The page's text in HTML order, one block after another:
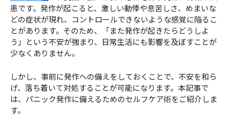
患です。発作が起こると、激しい動悸や息苦しさ、めまいな
どの症状が現れ、コントロールできないような感覚に陥るこ
とがあります。そのため、「また発作が起きたらどうしよ
う」という不安が強まり、日常生活にも影響を及ぼすことが
少なくありません。
しかし、事前に発作への備えをしておくことで、不安を和ら
げ、落ち着いて対処することが可能になります。本記事で
は、パニック発作に備えるためのセルフケア術をご紹介しま
す。